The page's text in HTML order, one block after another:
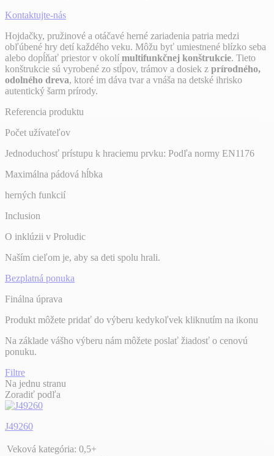
Kontaktujte-nás
Hojdačky, pružinové a otáčavé herné zariadenia patria medzi
obľúbené hry detí každého veku. Môžu byť umiestnené blízko seba
alebo dopĺňať priestor v okolí multifunkčnej konštrukcie. Tieto
konštrukcie sú vyrobené zo stĺpov, trámov a dosiek z prírodného,
odolného dreva, ktoré im dáva tvar a vnáša na detské ihrisko
autentický šarm prírody.
Referencia produktu
Počet užívateľov
Jednoduchosť prístupu k hraciemu prvku: Podľa normy EN1176
Maximálna pádová hĺbka
herných funkcií
Inclusion
O inklúzii v Proludic
Naším cieľom je, aby sa deti spolu hrali.
Bezplatná ponuka
Finálna úprava
Produkt môžete pridať do výberu kedykoľvek kliknutím na ikonu
Na základe vášho výberu nám môžete poslať žiadosť o cenovú
ponuku.
Filtre
Na jednu stranu
Zoradiť podľa
J49260
Veková kategória: 0,5+